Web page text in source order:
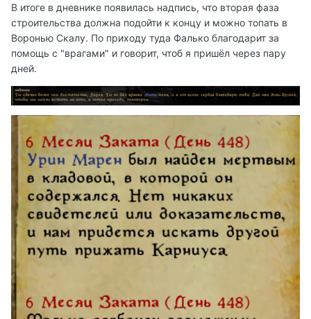
В итоге в дневнике появилась надпись, что вторая фаза
строительства должна подойти к концу и можно топать в
Воронью Скалу. По приходу туда Фалько благодарит за
помощь с "врагами" и говорит, чтоб я пришёл через пару
дней.